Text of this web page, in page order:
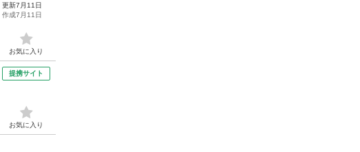
更新7月11日
作成7月11日
お気に入り
提携サイト
お気に入り